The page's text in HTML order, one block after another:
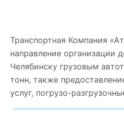
Транспортная Компания
направление организации
Челябинску грузовым
тонн, также
услуг, погрузо-